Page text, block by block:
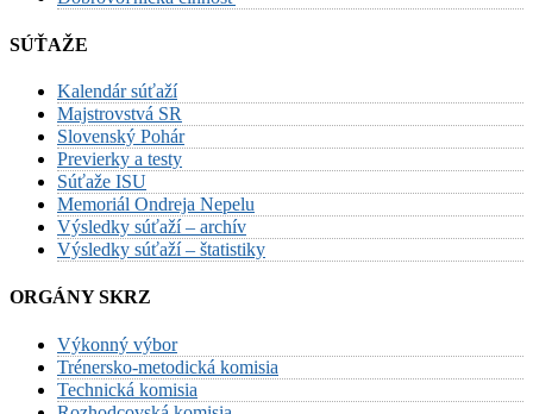
SÚŤAŽE
Kalendár súťaží
Majstrovstvá SR
Slovenský Pohár
Previerky a testy
Súťaže ISU
Memoriál Ondreja Nepelu
Výsledky súťaží – archív
Výsledky súťaží – štatistiky
ORGÁNY SKRZ
Výkonný výbor
Trénersko-metodická komisia
Technická komisia